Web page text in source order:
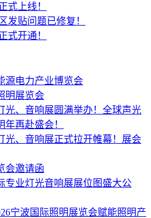
式上线！
发贴问题已修复！
式开通！
源电力产业博览会
明展览会
光、音响展圆满举办！全球声光
再赴盛会！
光、音响展正式拉开帷幕！展会
会邀请函
专业灯光音响展展位图盛大公
宁波国际照明展览会赋能照明产